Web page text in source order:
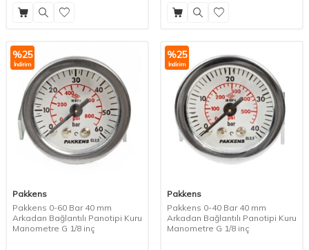
%25
İndirim
Pakkens
Pakkens 0-60 Bar 40 mm
Arkadan Bağlantılı Panotipi Kuru
Manometre G 1/8 inç
%25
İndirim
Pakkens
Pakkens 0-40 Bar 40 mm
Arkadan Bağlantılı Panotipi Kuru
Manometre G 1/8 inç